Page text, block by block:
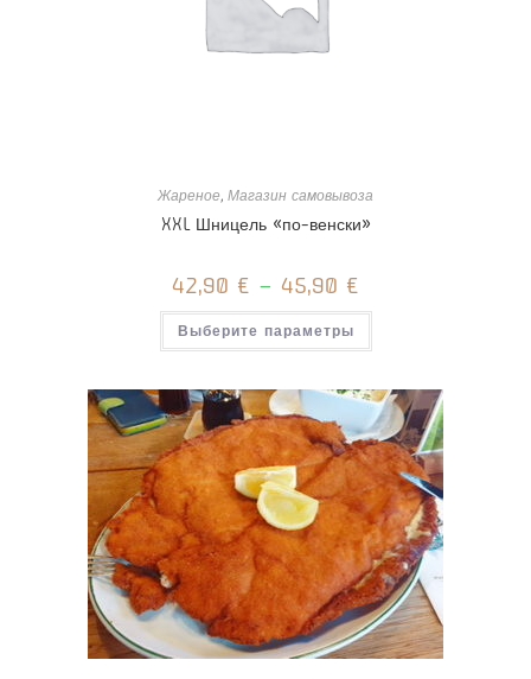
Жареное, Магазин самовывоза
XXL Шницель «по-венски»
42,90 € – 45,90 €
Выберите параметры
Этот
имеет
Опции
можно
выбрать
на
странице
товара.